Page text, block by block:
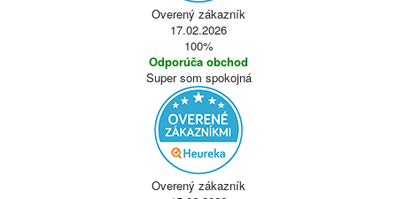
Overený zákazník
17.02.2026
100%
Odporúča obchod
Super som spokojná
Overený zákazník